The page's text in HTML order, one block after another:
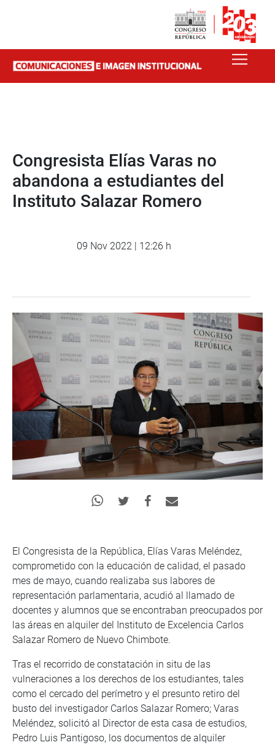
Congresista Elías Varas no
abandona a estudiantes del
Instituto Salazar Romero
09 Nov 2022 | 12:26 h
El Congresista de la República, Elías Varas Meléndez,
comprometido con la educación de calidad, el pasado
mes de mayo, cuando realizaba sus labores de
representación parlamentaria, acudió al llamado de
docentes y alumnos que se encontraban preocupados por
las áreas en alquiler del Instituto de Excelencia Carlos
Salazar Romero de Nuevo Chimbote.
Tras el recorrido de constatación in situ de las
vulneraciones a los derechos de los estudiantes, tales
como el cercado del perímetro y el presunto retiro del
busto del investigador Carlos Salazar Romero; Varas
Meléndez, solicitó al Director de esta casa de estudios,
Pedro Luis Pantigoso, los documentos de alquiler